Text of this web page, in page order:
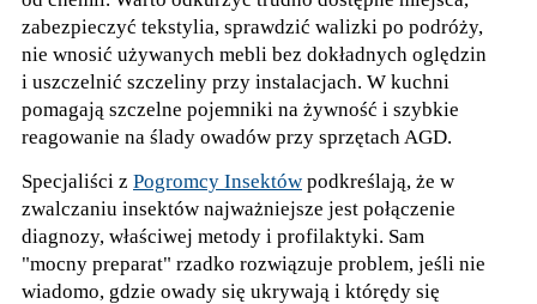
zabezpieczyć tekstylia, sprawdzić walizki po podróży,
nie wnosić używanych mebli bez dokładnych oględzin
i uszczelnić szczeliny przy instalacjach. W kuchni
pomagają szczelne pojemniki na żywność i szybkie
reagowanie na ślady owadów przy sprzętach AGD.
Specjaliści z Pogromcy Insektów podkreślają, że w
zwalczaniu insektów najważniejsze jest połączenie
diagnozy, właściwej metody i profilaktyki. Sam
"mocny preparat" rzadko rozwiązuje problem, jeśli nie
wiadomo, gdzie owady się ukrywają i którędy się